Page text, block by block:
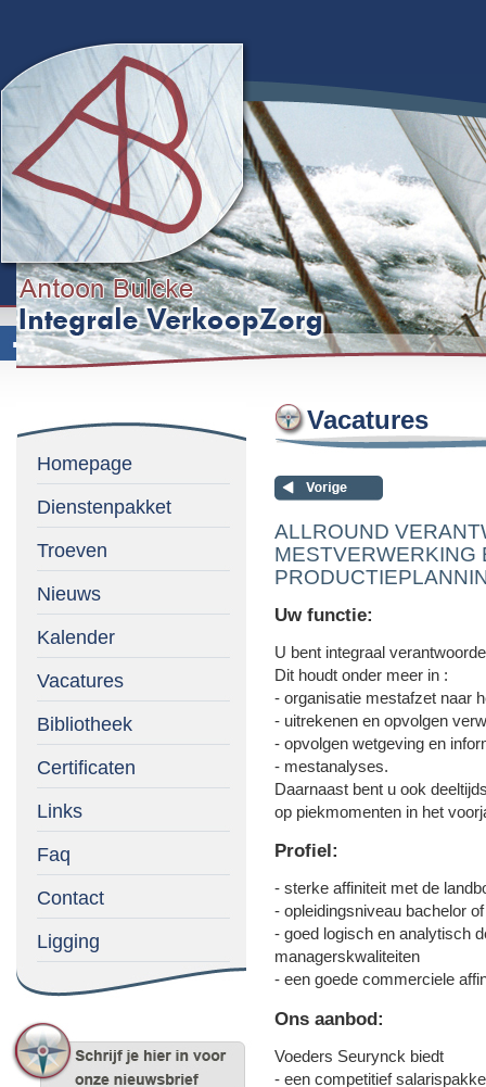
Homepage
Dienstenpakket
Troeven
Nieuws
Kalender
Vacatures
Bibliotheek
Certificaten
Links
Faq
Contact
Ligging
Vacatures
ALLROUND
MESTVERWERKING
Uw functie:
U bent integraal
Dit houdt onder meer in :
- organisatie mestafzet naar
- uitrekenen en opvolgen
- opvolgen wetgeving en
- mestanalyses.
Daarnaast bent u ook
op piekmomenten in het
Profiel:
- sterke affiniteit met de
- opleidingsniveau bachelor
- goed logisch en analytisch
managerskwaliteiten
- een goede commerciele
Ons aanbod:
Voeders Seurynck biedt
- een competitief